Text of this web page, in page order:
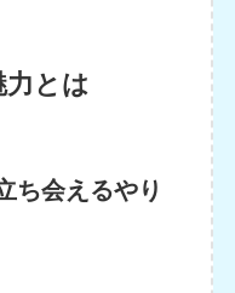
とは
ち会えるやり